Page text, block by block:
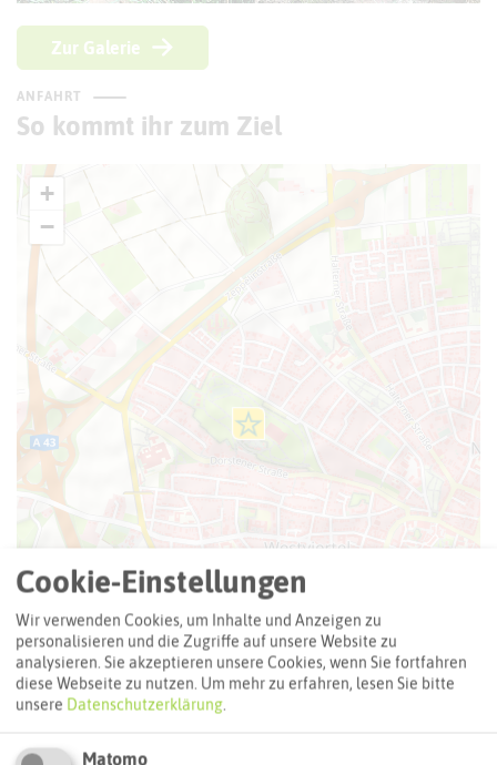
Zur Galerie
ANFAHRT
So kommt ihr zum Ziel
+
−
Cookie-Einstellungen
Wir verwenden Cookies, um Inhalte und Anzeigen zu
personalisieren und die Zugriffe auf unsere Website zu
analysieren. Sie akzeptieren unsere Cookies, wenn Sie fortfahren
diese Webseite zu nutzen. Um mehr zu erfahren, lesen Sie bitte
unsere Datenschutzerklärung.
Matomo